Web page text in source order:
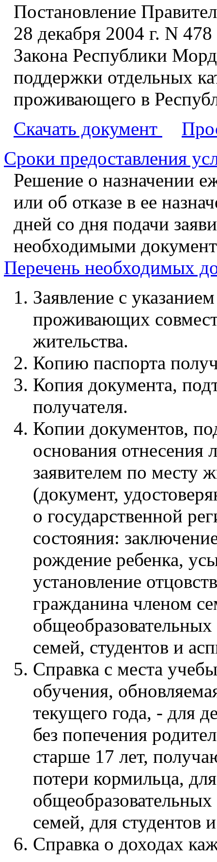
Постановление
28 декабря 2004 г. N
Закона Республики
поддержки отдельных
проживающего в
Скачать документ
Сроки предоставления
Решение о назначении
или об отказе в ее
дней со дня подачи
необходимыми
Перечень необходимых
Заявление с
проживающих
жительства.
Копию паспорта
Копия документа,
получателя.
Копии документов,
основания
заявителем по месту
(документ,
о государственной
состояния:
рождение ребенка,
установление
гражданина членом
семей, студентов и
Справка с места
обучения,
текущего года, - для
без попечения
старше 17 лет,
потери кормильца,
семей, для студентов
Справка о доходах